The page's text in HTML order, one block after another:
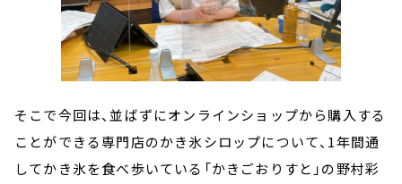
そこで今回は、並ばずにオンラインショップから購入する
ことができる専門店のかき氷シロップについて、1年間通
してかき氷を食べ歩いている「かきごおりすと」の野村彩